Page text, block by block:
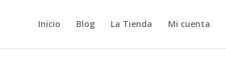
Inicio Blog La Tienda Mi cuenta